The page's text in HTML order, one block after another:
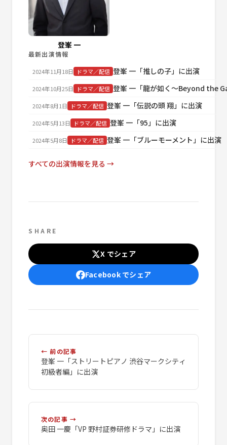
登峯 一
最新出演情報
2024年11月18日 ドラマ／配信 登峯 一「推しの子」に出演
2024年10月25日 ドラマ／配信 登峯 一「龍が如く～Beyond the
2024年8月1日 ドラマ／配信 登峯 一「伝説の頭 翔」に出演
2024年5月13日 ドラマ／配信 登峯 一「95」に出演
2024年5月8日 ドラマ／配信 登峯 一「ブルーモーメント」に出演
すべての出演情報を見る →
SHARE
X でシェア
Facebook でシェア
← 前の記事
登峯 一「ストリートピアノ 渋谷マークシティ
初級者編」に出演
次の記事 →
奥田 一慶「VP 野村証券研修ドラマ」に出演